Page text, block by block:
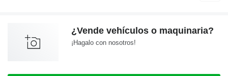
¿Vende vehículos o maquinaria?
¡Hagalo con nosotros!